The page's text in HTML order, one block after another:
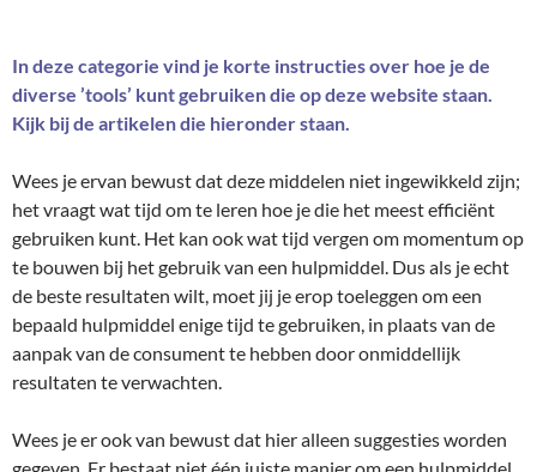
In deze categorie vind je korte instructies over hoe je de
diverse ’tools’ kunt gebruiken die op deze website staan.
Kijk bij de artikelen die hieronder staan.
Wees je ervan bewust dat deze middelen niet ingewikkeld zijn;
het vraagt wat tijd om te leren hoe je die het meest efficiënt
gebruiken kunt. Het kan ook wat tijd vergen om momentum op
te bouwen bij het gebruik van een hulpmiddel. Dus als je echt
de beste resultaten wilt, moet jij je erop toeleggen om een
bepaald hulpmiddel enige tijd te gebruiken, in plaats van de
aanpak van de consument te hebben door onmiddellijk
resultaten te verwachten.
Wees je er ook van bewust dat hier alleen suggesties worden